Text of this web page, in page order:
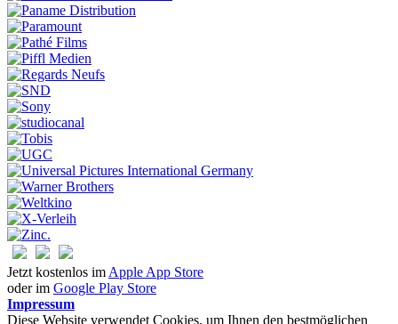
Jetzt kostenlos im Apple App Store
oder im Google Play Store
Impressum
Diese Website verwendet Cookies, um Ihnen den bestmöglichen